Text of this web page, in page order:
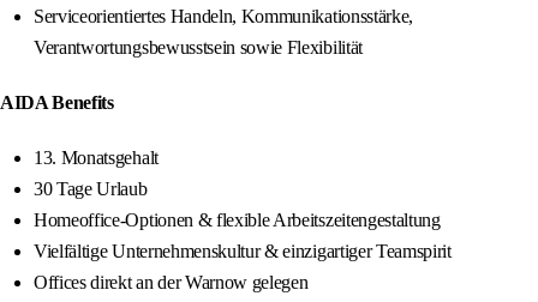
Serviceorientiertes Handeln, Kommunikationsstärke,
Verantwortungsbewusstsein sowie Flexibilität
AIDA Benefits
13. Monatsgehalt
30 Tage Urlaub
Homeoffice-Optionen & flexible Arbeitszeitengestaltung
Vielfältige Unternehmenskultur & einzigartiger Teamspirit
Offices direkt an der Warnow gelegen